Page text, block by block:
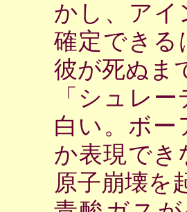
かし、ア
確定でき
彼が死ぬま
「シュレ
白い。ボ
か表現で
原子崩壊を